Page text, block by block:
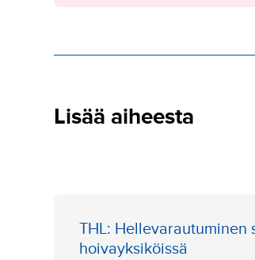
Lisää aiheesta
THL:
hoivayksiköissä